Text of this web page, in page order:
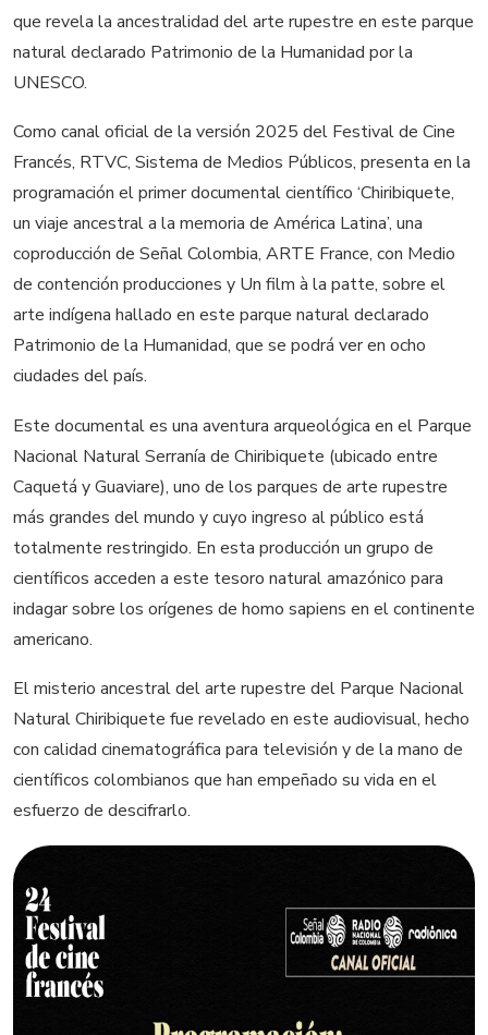
que revela la ancestralidad del arte rupestre en este parque
natural declarado Patrimonio de la Humanidad por la
UNESCO.
Como canal oficial de la versión 2025 del Festival de Cine
Francés, RTVC, Sistema de Medios Públicos, presenta en la
programación el primer documental científico ‘Chiribiquete,
un viaje ancestral a la memoria de América Latina’, una
coproducción de Señal Colombia, ARTE France, con Medio
de contención producciones y Un film à la patte, sobre el
arte indígena hallado en este parque natural declarado
Patrimonio de la Humanidad, que se podrá ver en ocho
ciudades del país.
Este documental es una aventura arqueológica en el Parque
Nacional Natural Serranía de Chiribiquete (ubicado entre
Caquetá y Guaviare), uno de los parques de arte rupestre
más grandes del mundo y cuyo ingreso al público está
totalmente restringido. En esta producción un grupo de
científicos acceden a este tesoro natural amazónico para
indagar sobre los orígenes de homo sapiens en el continente
americano.
El misterio ancestral del arte rupestre del Parque Nacional
Natural Chiribiquete fue revelado en este audiovisual, hecho
con calidad cinematográfica para televisión y de la mano de
científicos colombianos que han empeñado su vida en el
esfuerzo de descifrarlo.